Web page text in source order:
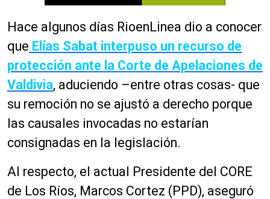
Hace algunos días RioenLinea dio a conocer
que Elías Sabat interpuso un recurso de
protección ante la Corte de Apelaciones de
Valdivia, aduciendo –entre otras cosas- que
su remoción no se ajustó a derecho porque
las causales invocadas no estarían
consignadas en la legislación.
Al respecto, el actual Presidente del CORE
de Los Ríos, Marcos Cortez (PPD), aseguró